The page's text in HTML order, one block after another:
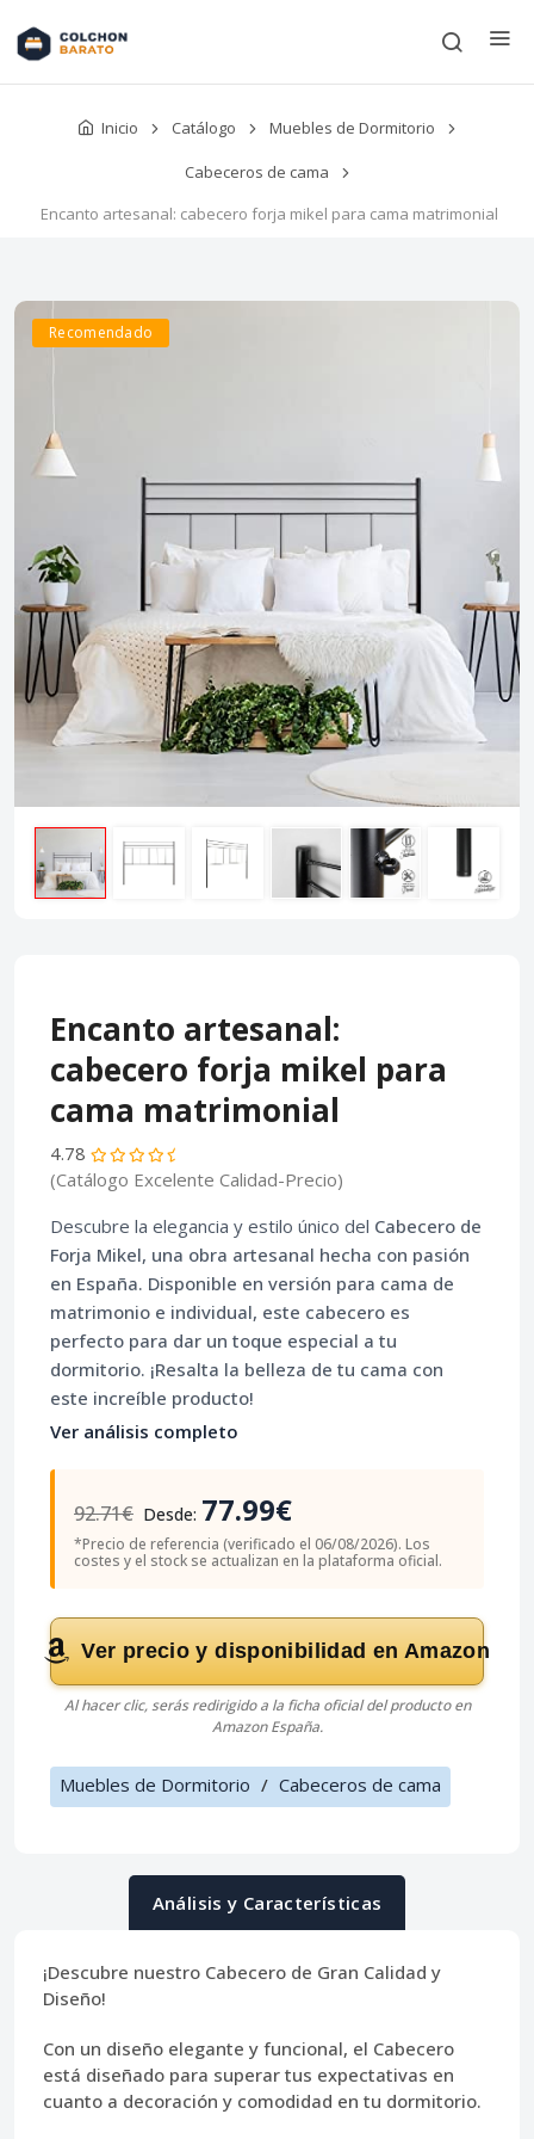
Inicio Catálogo Muebles de Dormitorio
Cabeceros de cama
Encanto artesanal: cabecero forja mikel para cama matrimonial
Recomendado
Encanto artesanal:
cabecero forja mikel para
cama matrimonial
4.78
(Catálogo Excelente Calidad-Precio)
Descubre la elegancia y estilo único del Cabecero de
Forja Mikel, una obra artesanal hecha con pasión
en España. Disponible en versión para cama de
matrimonio e individual, este cabecero es
perfecto para dar un toque especial a tu
dormitorio. ¡Resalta la belleza de tu cama con
este increíble producto!
Ver análisis completo
92.71€ Desde: 77.99€
*Precio de referencia (verificado el 06/08/2026). Los
costes y el stock se actualizan en la plataforma oficial.
Ver precio y disponibilidad en Amazon
Al hacer clic, serás redirigido a la ficha oficial del producto en
Amazon España.
Muebles de Dormitorio / Cabeceros de cama
Análisis y Características
¡Descubre nuestro Cabecero de Gran Calidad y
Diseño!
Con un diseño elegante y funcional, el Cabecero
está diseñado para superar tus expectativas en
cuanto a decoración y comodidad en tu dormitorio.